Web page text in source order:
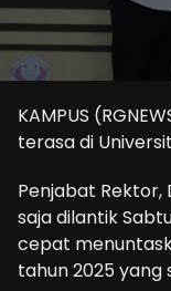
KAMPUS
terasa di
Penjabat Rektor,
saja dilantik
cepat
tahun 2025